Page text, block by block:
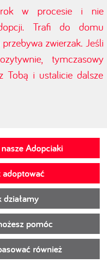
w procesie i nie
Trafi do domu
zwierzak. Jeśli
tymczasowy
Tobą i ustalicie dalsze
Adopciaki
adoptować
działamy
pomóc
również